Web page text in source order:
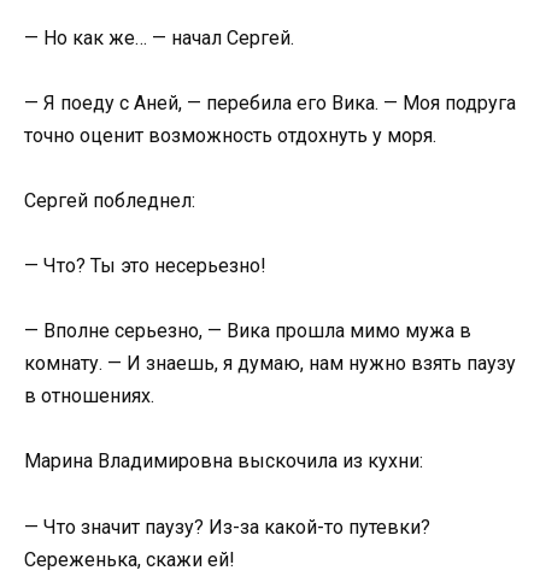
— Но как же… — начал Сергей.
— Я поеду с Аней, — перебила его Вика. — Моя подруга
точно оценит возможность отдохнуть у моря.
Сергей побледнел:
— Что? Ты это несерьезно!
— Вполне серьезно, — Вика прошла мимо мужа в
комнату. — И знаешь, я думаю, нам нужно взять паузу
в отношениях.
Марина Владимировна выскочила из кухни:
— Что значит паузу? Из-за какой-то путевки?
Сереженька, скажи ей!